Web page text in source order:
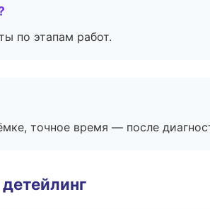
по этапам работ.
точное время — после